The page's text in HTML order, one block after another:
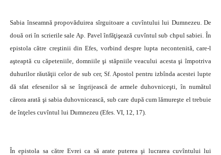
Sabia înseamnă propovăduirea sîrguitoare a cuvîntului lui Dumnezeu. De
două ori în scrierile sale Ap. Pavel înfăţişează cuvîntul sub chpul sabiei. În
epistola către creştinii din Efes, vorbind despre lupta necontenită, care-l
aşteaptă cu căpeteniile, domniile şi stăpniile veacului acesta şi împotriva
duhurilor răutăţii celor de sub cer, Sf. Apostol pentru izbînda acestei lupte
dă sfat efesenilor să se îngrijească de armele duhovniceşti, în numătul
cărora arată şi sabia duhovnicească, sub care după cum lămureşte el trebuie
de înţeles cuvîntul lui Dumnezeu (Efes. VI, 12, 17).
În epistola sa către Evrei ca să arate puterea şi lucrarea cuvîntului lui